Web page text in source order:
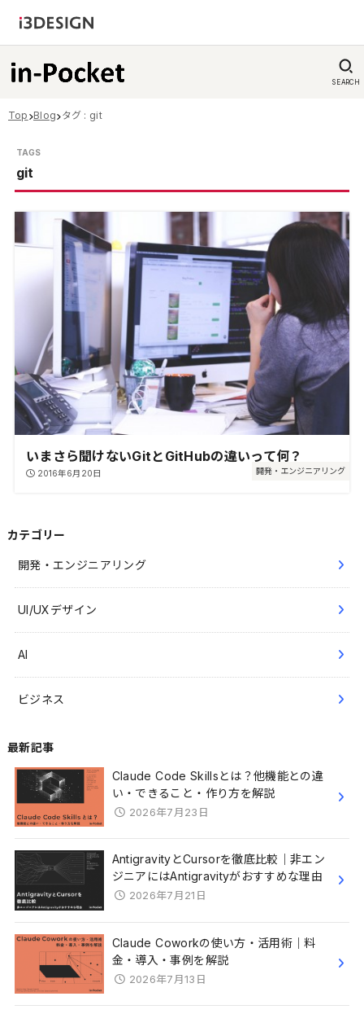
SEARCH
Top Blog タグ : git
git
開発・エンジニアリング
いまさら聞けないGitとGitHubの違いって何？
2016年6月20日
カテゴリー
開発・エンジニアリング
UI/UXデザイン
AI
ビジネス
最新記事
Claude Code Skillsとは？他機能との違
い・できること・作り方を解説
2026年7月23日
AntigravityとCursorを徹底比較｜非エン
ジニアにはAntigravityがおすすめな理由
2026年7月21日
Claude Coworkの使い方・活用術｜料
金・導入・事例を解説
2026年7月13日